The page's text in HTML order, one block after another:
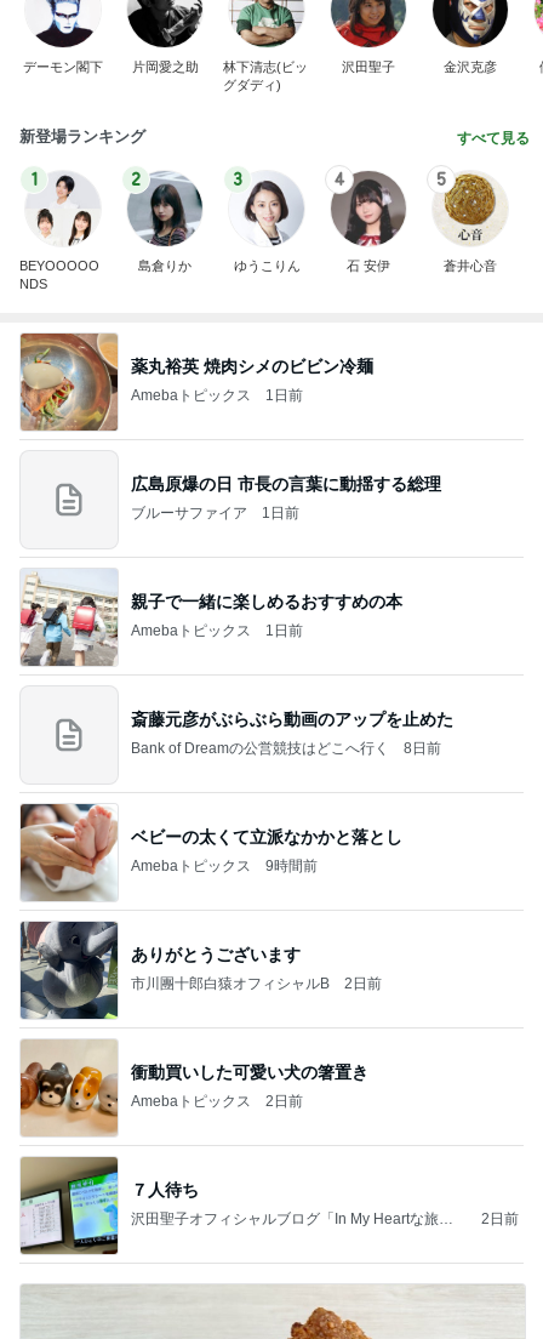
デーモン閣下 片岡愛之助
林下清志(ビッ
グダディ)
沢田聖子 金沢克彦
新登場ランキング すべて見る
1
BEYOOOOO
NDS
2
島倉りか
3
ゆうこりん
4
石 安伊
5
蒼井心音
薬丸裕英 焼肉シメのビビン冷麺
Amebaトピックス 1日前
広島原爆の日 市長の言葉に動揺する総理
ブルーサファイア 1日前
親子で一緒に楽しめるおすすめの本
Amebaトピックス 1日前
斎藤元彦がぶらぶら動画のアップを止めた
Bank of Dreamの公営競技はどこへ行く 8日前
ベビーの太くて立派なかかと落とし
Amebaトピックス 9時間前
ありがとうございます
市川團十郎白猿オフィシャルB 2日前
衝動買いした可愛い犬の箸置き
Amebaトピックス 2日前
７人待ち
沢田聖子オフィシャルブログ「In My Heartな旅日
2日前